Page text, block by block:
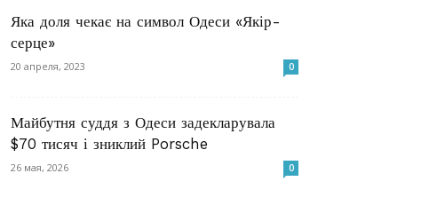
Яка доля чекає на символ Одеси «Якір-
серце»
20 апреля, 2023 0
Майбутня суддя з Одеси задекларувала
$70 тисяч і зниклий Porsche
26 мая, 2026 0